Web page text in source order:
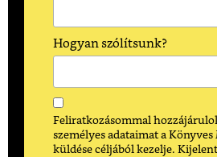
Hogyan szólítsunk?
Feliratkozásommal
személyes adataimat a
küldése céljából kezelje.